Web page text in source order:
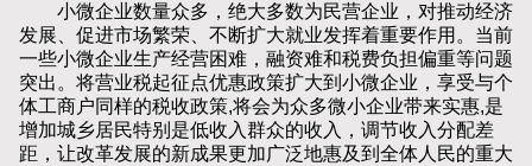
小微企业数量众多，绝大多数为民营企业，对推动经济
发展、促进市场繁荣、不断扩大就业发挥着重要作用。当前
一些小微企业生产经营困难，融资难和税费负担偏重等问题
突出。将营业税起征点优惠政策扩大到小微企业，享受与个
体工商户同样的税收政策,将会为众多微小企业带来实惠,是
增加城乡居民特别是低收入群众的收入，调节收入分配差
距，让改革发展的新成果更加广泛地惠及到全体人民的重大